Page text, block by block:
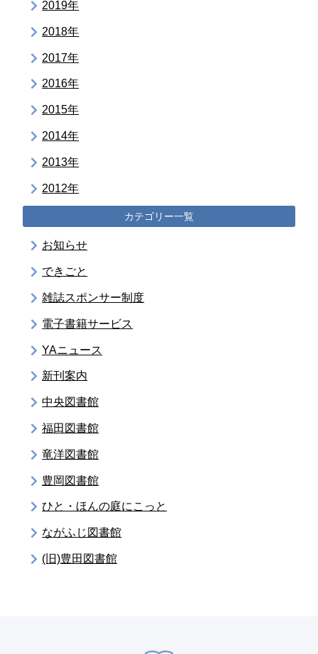
2019年
2018年
2017年
2016年
2015年
2014年
2013年
2012年
カテゴリー一覧
お知らせ
できごと
雑誌スポンサー制度
電子書籍サービス
YAニュース
新刊案内
中央図書館
福田図書館
竜洋図書館
豊岡図書館
ひと・ほんの庭にこっと
ながふじ図書館
(旧)豊田図書館